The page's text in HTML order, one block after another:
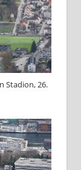
Stadion, 26.